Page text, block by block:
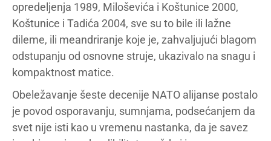
opredeljenja 1989, Miloševića i Koštunice 2000,
Koštunice i Tadića 2004, sve su to bile ili lažne
dileme, ili meandriranje koje je, zahvaljujući blagom
odstupanju od osnovne struje, ukazivalo na snagu i
kompaktnost matice.
Obeležavanje šeste decenije NATO alijanse postalo
je povod osporavanju, sumnjama, podsećanjem da
svet nije isti kao u vremenu nastanka, da je savez